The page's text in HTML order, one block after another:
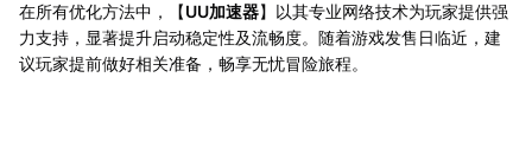
在所有优化方法中，【UU加速器】以其专业网络技术为玩家提供强
力支持，显著提升启动稳定性及流畅度。随着游戏发售日临近，建
议玩家提前做好相关准备，畅享无忧冒险旅程。